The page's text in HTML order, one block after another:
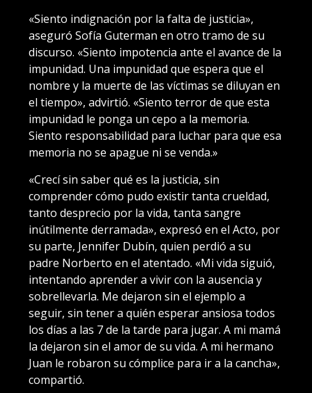
«Siento indignación por la falta de justicia»,
aseguró Sofía Guterman en otro tramo de su
discurso. «Siento impotencia ante el avance de la
impunidad. Una impunidad que espera que el
nombre y la muerte de las víctimas se diluyan en
el tiempo», advirtió. «Siento terror de que esta
impunidad le ponga un cepo a la memoria.
Siento responsabilidad para luchar para que esa
memoria no se apague ni se venda.»
«Crecí sin saber qué es la justicia, sin
comprender cómo pudo existir tanta crueldad,
tanto desprecio por la vida, tanta sangre
inútilmente derramada», expresó en el Acto, por
su parte, Jennifer Dubín, quien perdió a su
padre Norberto en el atentado. «Mi vida siguió,
intentando aprender a vivir con la ausencia y
sobrellevarla. Me dejaron sin el ejemplo a
seguir, sin tener a quién esperar ansiosa todos
los días a las 7 de la tarde para jugar. A mi mamá
la dejaron sin el amor de su vida. A mi hermano
Juan le robaron su cómplice para ir a la cancha»,
compartió.